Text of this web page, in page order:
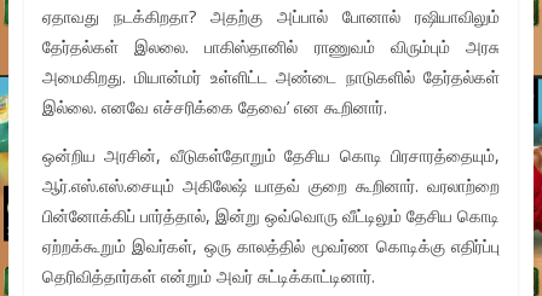
ஏதாவது நடக்கிறதா? அதற்கு அப்பால் போனால் ரஷியாவிலும்
தேர்தல்கள் இலலை. பாகிஸ்தானில் ராணுவம் விரும்பும் அரசு
அமைகிறது. மியான்மர் உள்ளிட்ட அண்டை நாடுகளில் தேர்தல்கள்
இல்லை. எனவே எச்சரிக்கை தேவை’ என கூறினார்.
ஒன்றிய அரசின், வீடுகள்தோறும் தேசிய கொடி பிரசாரத்தையும்,
ஆர்.எஸ்.எஸ்.சையும் அகிலேஷ் யாதவ் குறை கூறினார். வரலாற்றை
பின்னோக்கிப் பார்த்தால், இன்று ஒவ்வொரு வீட்டிலும் தேசிய கொடி
ஏற்றக்கூறும் இவர்கள், ஒரு காலத்தில் மூவர்ண கொடிக்கு எதிர்ப்பு
தெரிவித்தார்கள் என்றும் அவர் சுட்டிக்காட்டினார்.